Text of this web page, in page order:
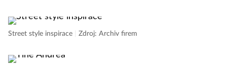
Street style inspirace Zdroj: Archiv firem